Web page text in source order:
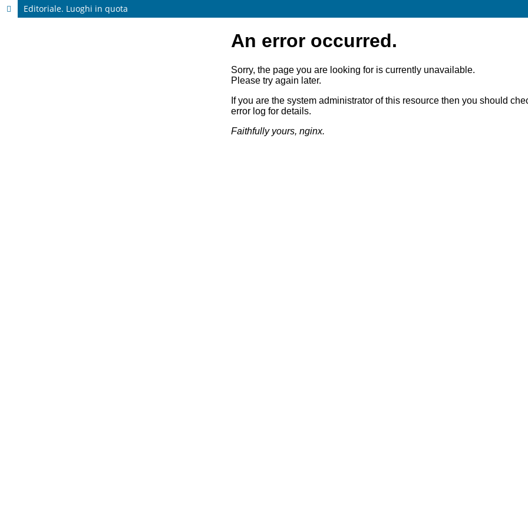
Editoriale. Luoghi in quota